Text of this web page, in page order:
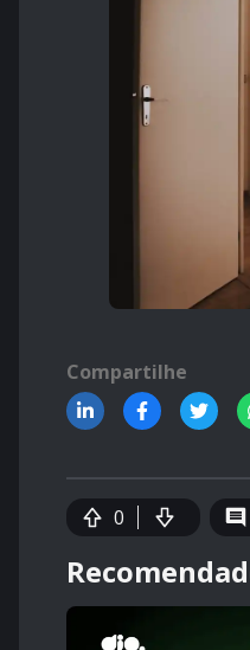
Compartilhe
0